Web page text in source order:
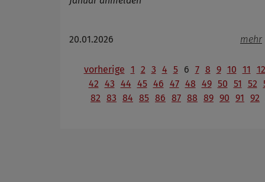
20.01.2026 mehr
vorherige 1 2 3 4 5 6 7 8 9 10 11 12
42 43 44 45 46 47 48 49 50 51 52
82 83 84 85 86 87 88 89 90 91 92